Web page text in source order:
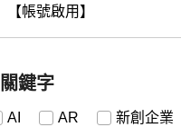
【帳號啟用】
關鍵字
AI AR 新創企業